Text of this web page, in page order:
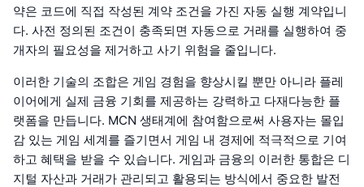
약은 코드에 직접 작성된 계약 조건을 가진 자동 실행 계약입니
다. 사전 정의된 조건이 충족되면 자동으로 거래를 실행하여 중
개자의 필요성을 제거하고 사기 위험을 줄입니다.
이러한 기술의 조합은 게임 경험을 향상시킬 뿐만 아니라 플레
이어에게 실제 금융 기회를 제공하는 강력하고 다재다능한 플
랫폼을 만듭니다. MCN 생태계에 참여함으로써 사용자는 몰입
감 있는 게임 세계를 즐기면서 게임 내 경제에 적극적으로 기여
하고 혜택을 받을 수 있습니다. 게임과 금융의 이러한 통합은 디
지털 자산과 거래가 관리되고 활용되는 방식에서 중요한 발전